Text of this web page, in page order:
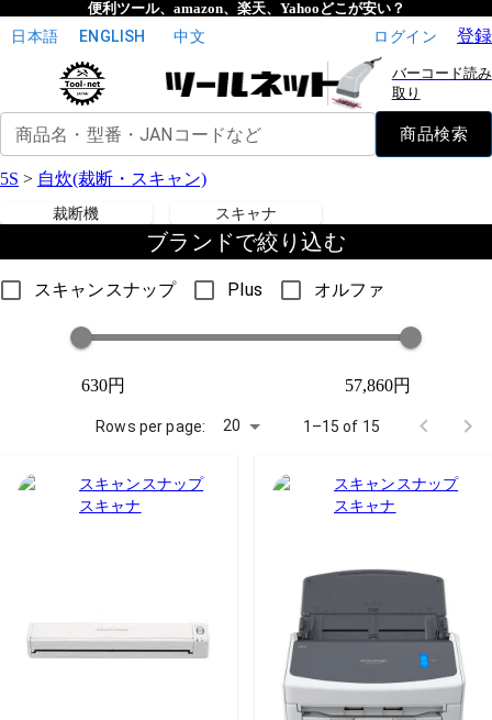
便利ツール、amazon、楽天、Yahooどこが安い？
日本語 ENGLISH 中文 ログイン 登録
バーコード読み
取り
商品名・型番・JANコードなど 商品検索
5S > 自炊(裁断・スキャン)
裁断機 スキャナ
ブランドで絞り込む
スキャンスナップ Plus オルファ
630円 57,860円
Rows per page: 20 1–15 of 15
スキャンスナップ
スキャナ
スキャンスナップ
スキャナ